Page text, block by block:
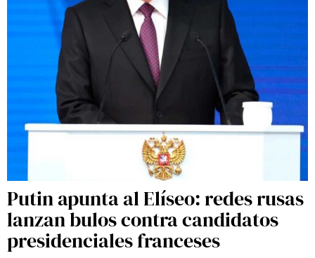
Putin apunta al Elíseo: redes rusas
lanzan bulos contra candidatos
presidenciales franceses